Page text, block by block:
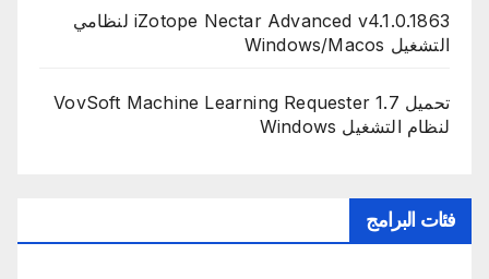
iZotope Nectar Advanced v4.1.0.1863 لنظامي
التشغيل Windows/Macos
تحميل VovSoft Machine Learning Requester 1.7
لنظام التشغيل Windows
فئات البرامج